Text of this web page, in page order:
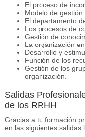
El proceso de
Modelo de gestión
El departamento
Los procesos de
Gestión de
La organización
Desarrollo y
Función de los
Gestión de los
organización.
Salidas
de los RRHH
Gracias a tu formación
en las siguientes salidas